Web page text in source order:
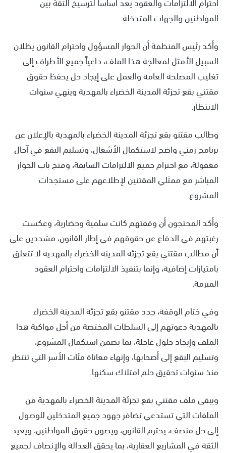
المواطنين والجهات المتدخلة.
وأكد رئيس المنظمة أن الحوار المسؤول واحترام القانون يظلان
السبيل الأمثل لمعالجة هذا الملف، داعياً جميع الأطراف إلى
تغليب المصلحة العامة والعمل على إيجاد حل يحفظ حقوق
مقتني بقع تجزئة المدينة الخضراء بالمهدية وينهي سنوات
الانتظار.
وطالب مقتنو بقع تجزئة المدينة الخضراء بالمهدية بالإعلان عن
برنامج زمني واضح لاستكمال الأشغال، وتسليم البقع في آجال
معقولة، مع احترام جميع الالتزامات السابقة، وفتح باب الحوار
المباشر مع ممثلي المقتنين لإطلاعهم على مستجدات
المشروع.
وأكد المحتجون أن وقفتهم كانت سلمية وحضارية، وعكست
رغبتهم في الدفاع عن حقوقهم في إطار القانون، مشددين على
أن مطالب مقتني بقع تجزئة المدينة الخضراء بالمهدية لا تتعلق
بامتيازات إضافية، وإنما بتنفيذ الالتزامات واحترام العقود
المبرمة.
وفي ختام الوقفة، جدد مقتنو بقع تجزئة المدينة الخضراء
بالمهدية دعوتهم إلى السلطات المختصة من أجل مواكبة هذا
الملف وإيجاد حلول عاجلة، بما يضمن استكمال المشروع،
وتسليم البقع إلى أصحابها، وإنهاء معاناة مئات الأسر التي تنتظر
منذ سنوات تحقيق حلم امتلاك سكنها.
ويبقى ملف مقتني بقع تجزئة المدينة الخضراء بالمهدية من
الملفات التي تستدعي تضافر جهود جميع المتدخلين للوصول
إلى حل منصف، يحترم القانون، ويصون حقوق المواطنين، ويعيد
الثقة في المشاريع العقارية، بما يحقق العدالة والإنصاف لجميع